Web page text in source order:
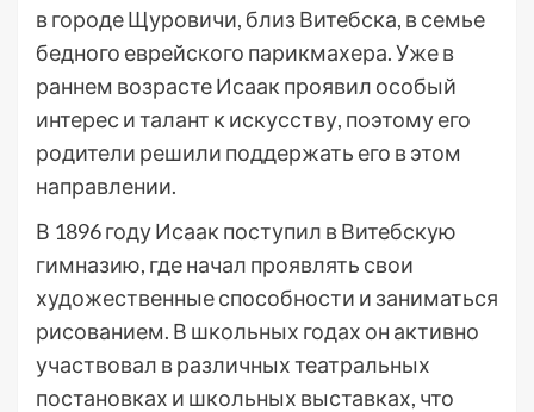
в городе Щуровичи, близ Витебска, в семье
бедного еврейского парикмахера. Уже в
раннем возрасте Исаак проявил особый
интерес и талант к искусству, поэтому его
родители решили поддержать его в этом
направлении.
В 1896 году Исаак поступил в Витебскую
гимназию, где начал проявлять свои
художественные способности и заниматься
рисованием. В школьных годах он активно
участвовал в различных театральных
постановках и школьных выставках, что